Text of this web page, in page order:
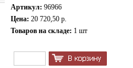
Артикул: 96966
Цена: 20 720,50 р.
Товаров на складе: 1 шт